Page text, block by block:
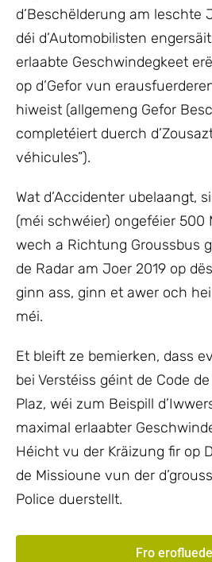
d’Beschëlderung am leschte
déi d’Automobilisten
erlaabte Geschwindegkeet
op d’Gefor vun
hiweist (allgemeng Gefor
completéiert duerch
véhicules”).
Wat d’Accidenter ubelaangt,
(méi schwéier) ongeféier 500
wech a Richtung Groussbus
de Radar am Joer 2019 op
ginn ass, ginn et awer och
méi.
Et bleift ze bemierken, dass
bei Verstéiss géint de Code
Plaz, wéi zum Beispill
maximal erlaabter
Héicht vu der Kräizung fir op
de Missioune vun der
Police duerstellt.
Fro